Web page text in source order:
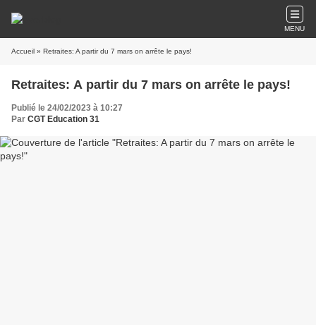
MENU
Accueil » Retraites: A partir du 7 mars on arrête le pays!
Retraites: A partir du 7 mars on arrête le pays!
Publié le 24/02/2023 à 10:27
Par CGT Education 31